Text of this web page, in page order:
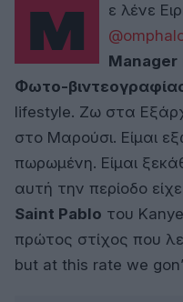
Με λένε
Manager
Φωτο-
lifestyle. Ζω στα
στο Μαρούσι. Είμαι
πωρωμένη. Είμαι
αυτή την περίοδο
Saint Pablo του
πρώτος στίχος που
but at this rate we